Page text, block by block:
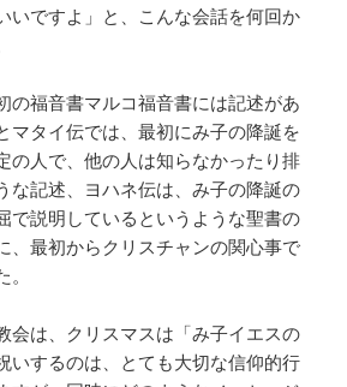
いですよ」と、こんな会話を何回か
の福音書マルコ福音書には記述があ
マタイ伝では、最初にみ子の降誕を
の人で、他の人は知らなかったり排
な記述、ヨハネ伝は、み子の降誕の
で説明しているというような聖書の
、最初からクリスチャンの関心事で
。
会は、クリスマスは「み子イエスの
いするのは、とても大切な信仰的行